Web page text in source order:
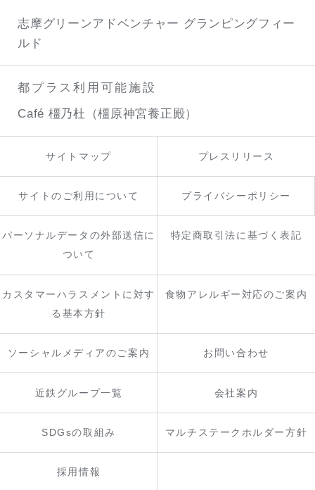
志摩グリーンアドベンチャー グランピングフィー
ルド
都プラス利用可能施設
Café 橿乃杜（橿原神宮養正殿）
サイトマップ プレスリリース
サイトのご利用について プライバシーポリシー
パーソナルデータの外部送信に
ついて
特定商取引法に基づく表記
カスタマーハラスメントに対す
る基本方針
食物アレルギー対応のご案内
ソーシャルメディアのご案内 お問い合わせ
近鉄グループ一覧 会社案内
SDGsの取組み マルチステークホルダー方針
採用情報